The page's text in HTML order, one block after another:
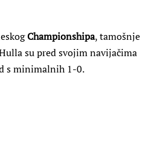
Championshipa, tamošnje
su pred svojim navijačima
s minimalnih 1-0.